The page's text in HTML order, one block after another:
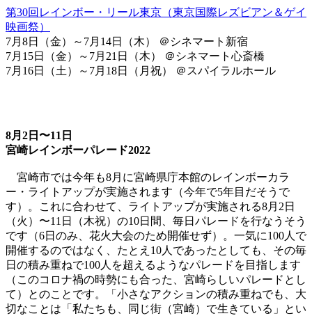
第30回レインボー・リール東京（東京国際レズビアン＆ゲイ
映画祭）
7月8日（金）～7月14日（木） ＠シネマート新宿
7月15日（金）～7月21日（木） ＠シネマート心斎橋
7月16日（土）～7月18日（月祝） ＠スパイラルホール
8月2日〜11日
宮崎レインボーパレード2022
宮崎市では今年も8月に宮崎県庁本館のレインボーカラ
ー・ライトアップが実施されます（今年で5年目だそうで
す）。これに合わせて、ライトアップが実施される8月2日
（火）〜11日（木祝）の10日間、毎日パレードを行なうそう
です（6日のみ、花火大会のため開催せず）。一気に100人で
開催するのではなく、たとえ10人であったとしても、その毎
日の積み重ねで100人を超えるようなパレードを目指します
（このコロナ禍の時勢にも合った、宮崎らしいパレードとし
て）とのことです。「小さなアクションの積み重ねでも、大
切なことは「私たちも、同じ街（宮崎）で生きている」とい